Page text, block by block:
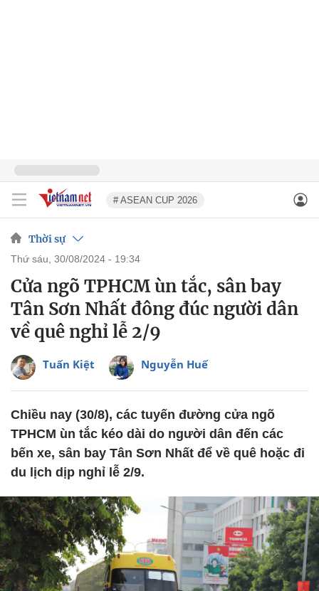
# ASEAN CUP 2026
Thời sự
thứ sáu, 30/08/2024 - 19:34
Cửa ngõ TPHCM ùn tắc, sân bay
Tân Sơn Nhất đông đúc người dân
về quê nghỉ lễ 2/9
Tuấn Kiệt Nguyễn Huế
Chiều nay (30/8), các tuyến đường cửa ngõ
TPHCM ùn tắc kéo dài do người dân đến các
bến xe, sân bay Tân Sơn Nhất để về quê hoặc đi
du lịch dịp nghỉ lễ 2/9.